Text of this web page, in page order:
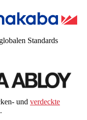
Standards
und verdeckte